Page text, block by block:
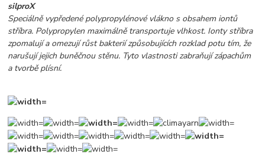
silproX
Speciálně vypředené polypropylénové vlákno s obsahem iontů
stříbra. Polypropylen maximálně transportuje vlhkost. Ionty stříbra
zpomalují a omezují růst bakterií způsobujících rozklad potu tím, že
narušují jejich buněčnou stěnu. Tyto vlastnosti zabraňují zápachům
a tvorbě plísní.